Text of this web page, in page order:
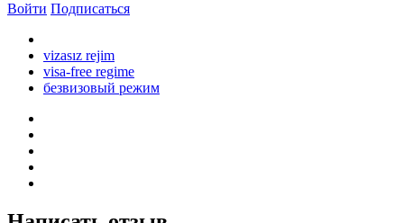
Войти Подписаться
vizasız rejim
visa-free regime
безвизовый режим